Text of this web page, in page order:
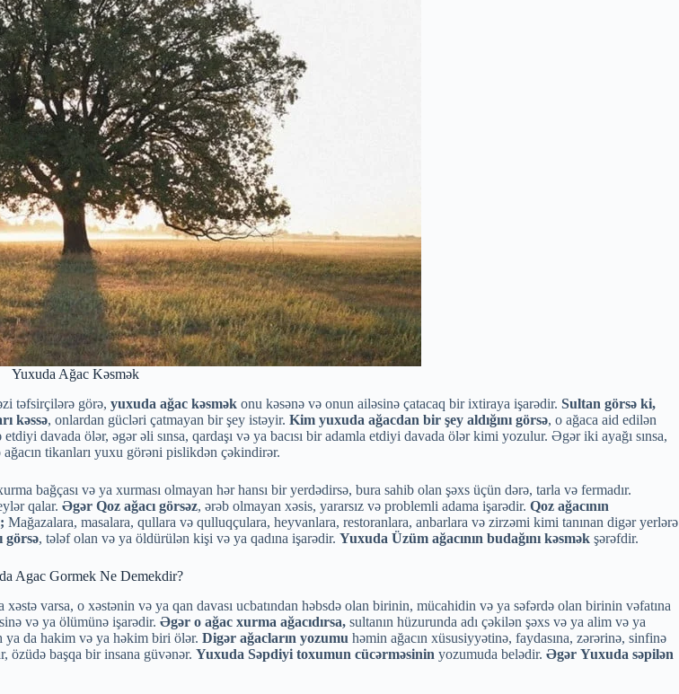
Yuxuda Ağac Kəsmək
təfsirçilərə görə, yuxuda ağac kəsmək onu kəsənə və onun ailəsinə çatacaq bir ixtiraya işarədir. Sultan görsə ki,
kəssə, onlardan gücləri çatmayan bir şey istəyir. Kim yuxuda ağacdan bir şey aldığını görsə, o ağaca aid edilən
davada ölər, əgər əli sınsa, qardaşı və ya bacısı bir adamla etdiyi davada ölər kimi yozulur. Əgər iki ayağı sınsa,
tikanları yuxu görəni pislikdən çəkindirər.
bağçası və ya xurması olmayan hər hansı bir yerdədirsə, bura sahib olan şəxs üçün dərə, tarla və fermadır.
qalar. Əgər Qoz ağacı görsəz, ərəb olmayan xəsis, yararsız və problemli adama işarədir. Qoz ağacının
Mağazalara, masalara, qullara və qulluqçulara, heyvanlara, restoranlara, anbarlara və zirzəmi kimi tanınan digər yerlərə
görsə, tələf olan və ya öldürülən kişi və ya qadına işarədir. Yuxuda Üzüm ağacının budağını kəsmək şərəfdir.
Agac Gormek Ne Demekdir?
xəstə varsa, o xəstənin və ya qan davası ucbatından həbsdə olan birinin, mücahidin və ya səfərdə olan birinin vəfatına
və ya ölümünə işarədir. Əgər o ağac xurma ağacıdırsa, sultanın hüzurunda adı çəkilən şəxs və ya alim və ya
ya da hakim və ya həkim biri ölər. Digər ağacların yozumu həmin ağacın xüsusiyyətinə, faydasına, zərərinə, sinfinə
özüdə başqa bir insana güvənər. Yuxuda Səpdiyi toxumun cücərməsinin yozumuda belədir. Əgər Yuxuda səpilən